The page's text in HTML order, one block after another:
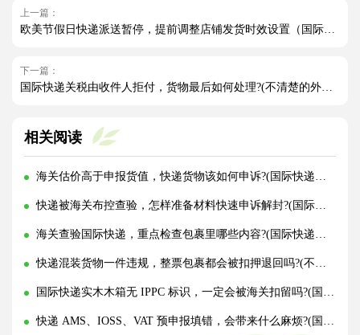
上一篇：
欧美节假日快递派送暂停，提前调整店铺发货时效设置（国际快递干货知识分享）
下一篇：
国际快递关税由收件人拒付，货物最后如何处理?(不清楚的外贸人看过来)
相关阅读
海关估价高于申报货值，快递货物该如何申诉?(国际快递干货知识分享)
快递被海关布控查验，怎样准备材料快速申诉解封?(国际快递干货知识分享)
海关查验国际快递，重点检查包裹里哪些内容?(国际快递干货知识分享)
快递混装货物一件违规，整票包裹都会被扣押退回吗?(不清楚的外贸人看过来)
国际快递实木木箱无 IPPC 标识，一定会被海关扣留吗?(国际快递干货知识分享)
快递 AMS、IOSS、VAT 预申报填错，会带来什么麻烦?(国际快递干货知识分享)